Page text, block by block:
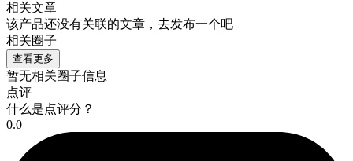
相关文章
该产品还没有关联的文章，去发布一个吧
相关圈子
查看更多
暂无相关圈子信息
点评
什么是点评分？
0.0